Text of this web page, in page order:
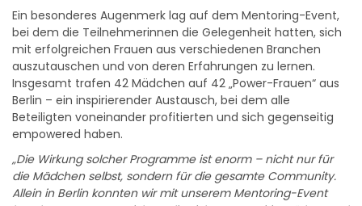
Ein besonderes Augenmerk lag auf dem Mentoring-Event,
bei dem die Teilnehmerinnen die Gelegenheit hatten, sich
mit erfolgreichen Frauen aus verschiedenen Branchen
auszutauschen und von deren Erfahrungen zu lernen.
Insgesamt trafen 42 Mädchen auf 42 „Power-Frauen“ aus
Berlin – ein inspirierender Austausch, bei dem alle
Beteiligten voneinander profitierten und sich gegenseitig
empowered haben.
„Die Wirkung solcher Programme ist enorm – nicht nur für
die Mädchen selbst, sondern für die gesamte Community.
Allein in Berlin konnten wir mit unserem Mentoring-Event